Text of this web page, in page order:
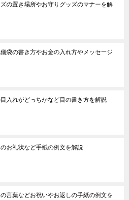
の置き場所やお守りグッズのマナーを解
袋の書き方やお金の入れ方やメッセージ
入れがどっちかなど目の書き方を解説
お礼状など手紙の例文を解説
言葉などお祝いやお返しの手紙の例文を